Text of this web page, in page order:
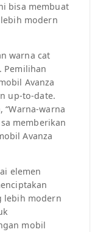
bisa membuat
modern
warna cat
Pemilihan
Avanza
up-to-date.
warna
memberikan
Avanza
elemen
lebih modern
mobil